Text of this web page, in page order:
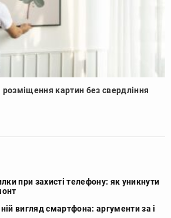
картин без свердління
при захисті телефону: як уникнути
вигляд смартфона: аргументи за і